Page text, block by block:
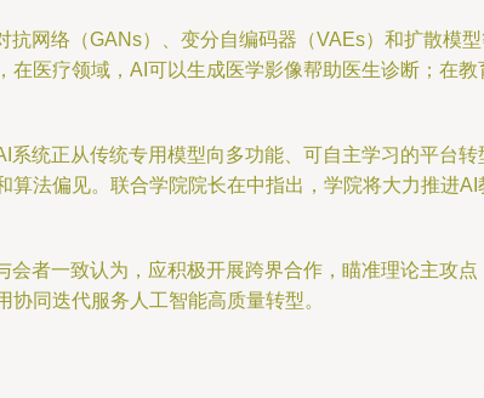
网络（GANs）、变分自编码器（VAEs）和扩散模
医疗领域，AI可以生成医学影像帮助医生诊断；在
统正从传统专用模型向多功能、可自主学习的平台
法偏见。联合学院院长在中指出，学院将大力推进AI
者一致认为，应积极开展跨界合作，瞄准理论主攻
同迭代服务人工智能高质量转型。